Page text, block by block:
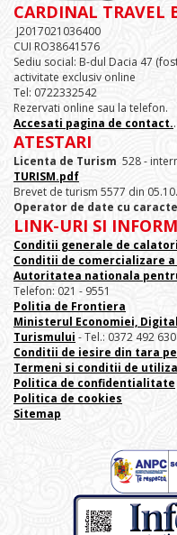
CARDINAL TRAVEL
J2017021036400
CUI RO38641576
Sediu social: B-dul Dacia 47
activitate exclusiv online
Tel: 0722332542
Rezervati online sau la telefon.
Accesati pagina de contact.
ATESTARI
Licenta de Turism 528 -
TURISM.pdf
Brevet de turism 5577 din
Operator de date cu
LINK-URI SI
Conditii generale de
Conditii de comercializare
Autoritatea nationala
Telefon: 021 - 9551
Politia de Frontiera
Ministerul Economiei,
Turismului - Tel.: 0372 492 630
Conditii de iesire din tara
Termeni si conditii de
Politica de confidentialitate
Politica de cookies
Sitemap